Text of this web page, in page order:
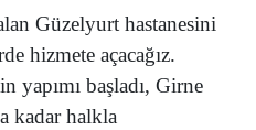
Güzelyurt hastanesini
hizmete açacağız.
yapımı başladı, Girne
kadar halkla